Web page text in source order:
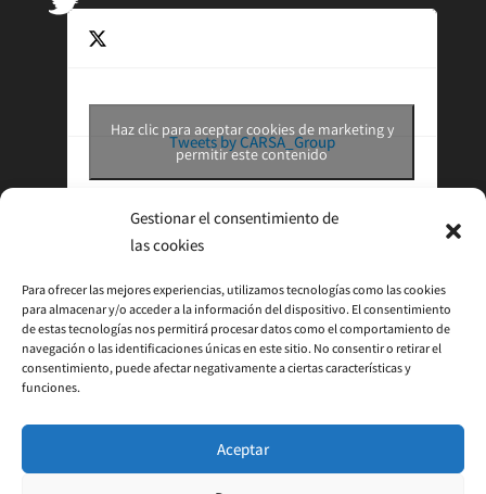
Gestionar el consentimiento de
las cookies
Para ofrecer las mejores experiencias, utilizamos tecnologías como las cookies
para almacenar y/o acceder a la información del dispositivo. El consentimiento
de estas tecnologías nos permitirá procesar datos como el comportamiento de
navegación o las identificaciones únicas en este sitio. No consentir o retirar el
consentimiento, puede afectar negativamente a ciertas características y
funciones.
Aceptar
Tweets by CARSA_Group
Haz clic para aceptar cookies de marketing y
permitir este contenido